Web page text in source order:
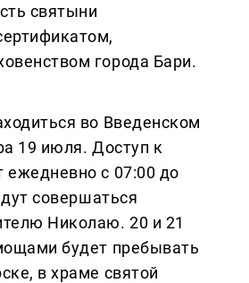
святыни
города Бари.
во Введенском
19 июля. Доступ к
ежедневно с 07:00 до
совершаться
Николаю. 20 и 21
будет пребывать
в храме святой